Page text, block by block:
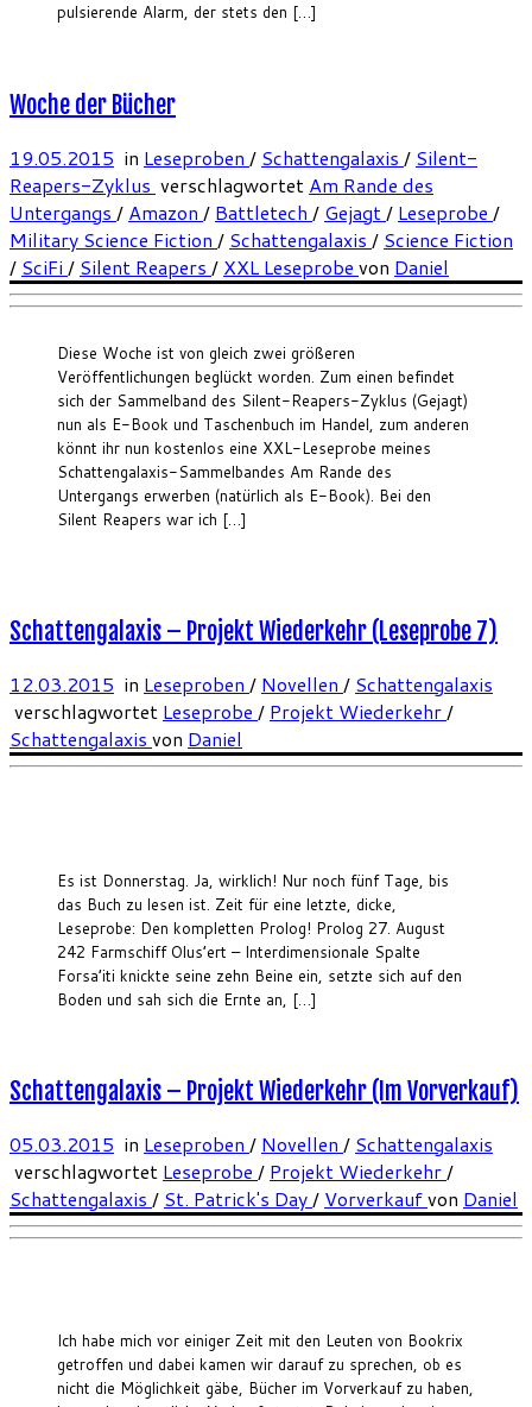
pulsierende Alarm, der stets den […]
Diese Woche ist von gleich zwei größeren
Veröffentlichungen beglückt worden. Zum einen befindet
sich der Sammelband des Silent-Reapers-Zyklus (Gejagt)
nun als E-Book und Taschenbuch im Handel, zum anderen
könnt ihr nun kostenlos eine XXL-Leseprobe meines
Schattengalaxis-Sammelbandes Am Rande des
Untergangs erwerben (natürlich als E-Book). Bei den
Silent Reapers war ich […]
Woche der Bücher
19.05.2015 in Leseproben / Schattengalaxis / Silent-
Reapers-Zyklus verschlagwortet Am Rande des
Untergangs / Amazon / Battletech / Gejagt / Leseprobe /
Military Science Fiction / Schattengalaxis / Science Fiction
/ SciFi / Silent Reapers / XXL Leseprobe von Daniel
Es ist Donnerstag. Ja, wirklich! Nur noch fünf Tage, bis
das Buch zu lesen ist. Zeit für eine letzte, dicke,
Leseprobe: Den kompletten Prolog! Prolog 27. August
242 Farmschiff Olus’ert – Interdimensionale Spalte
Forsa’iti knickte seine zehn Beine ein, setzte sich auf den
Boden und sah sich die Ernte an, […]
Schattengalaxis – Projekt Wiederkehr (Leseprobe 7)
12.03.2015 in Leseproben / Novellen / Schattengalaxis
verschlagwortet Leseprobe / Projekt Wiederkehr/
Schattengalaxis von Daniel
Ich habe mich vor einiger Zeit mit den Leuten von Bookrix
getroffen und dabei kamen wir darauf zu sprechen, ob es
nicht die Möglichkeit gäbe, Bücher im Vorverkauf zu haben,
Schattengalaxis – Projekt Wiederkehr (Im Vorverkauf)
05.03.2015 in Leseproben / Novellen / Schattengalaxis
verschlagwortet Leseprobe / Projekt Wiederkehr/
Schattengalaxis / St. Patrick's Day/ Vorverkaufvon Daniel